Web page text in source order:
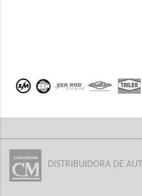
DISTRIBUIDORA DE